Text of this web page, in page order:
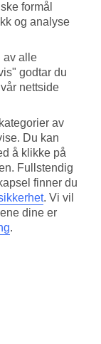
formål
og analyse
av alle
godtar du
nettside
av
Du kan
å klikke på
Fullstendig
finner du
. Vi vil
dine er
.